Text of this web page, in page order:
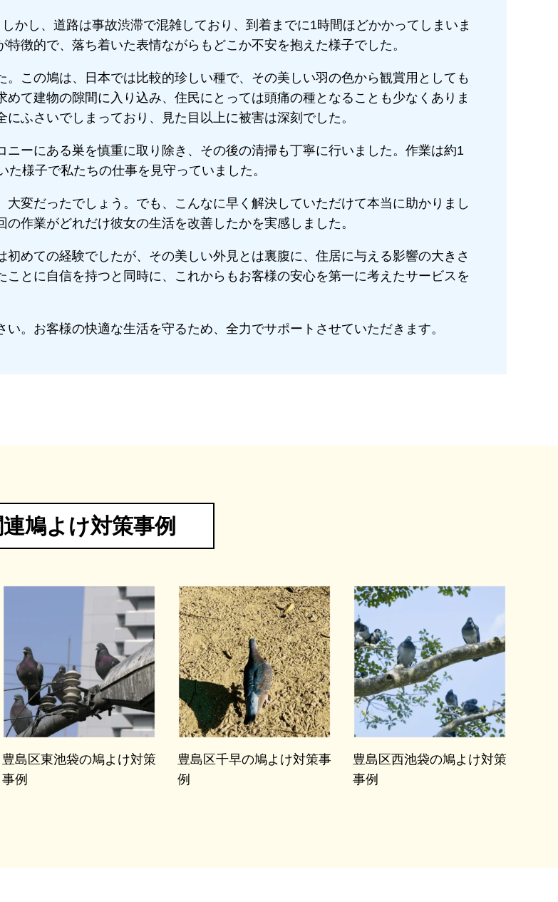
かし、道路は事故渋滞で混雑しており、到着までに1時間ほどかかってしまいま
徴的で、落ち着いた表情ながらもどこか不安を抱えた様子でした。
この鳩は、日本では比較的珍しい種で、その美しい羽の色から観賞用としても
て建物の隙間に入り込み、住民にとっては頭痛の種となることも少なくありま
ふさいでしまっており、見た目以上に被害は深刻でした。
ーにある巣を慎重に取り除き、その後の清掃も丁寧に行いました。作業は約1
様子で私たちの仕事を見守っていました。
変だったでしょう。でも、こんなに早く解決していただけて本当に助かりまし
作業がどれだけ彼女の生活を改善したかを実感しました。
めての経験でしたが、その美しい外見とは裏腹に、住居に与える影響の大きさ
とに自信を持つと同時に、これからもお客様の安心を第一に考えたサービスを
。お客様の快適な生活を守るため、全力でサポートさせていただきます。
連鳩よけ対策事例
豊島区東池袋の鳩よけ対策
事例
豊島区千早の鳩よけ対策事
例
豊島区西池袋の鳩よけ対策
事例